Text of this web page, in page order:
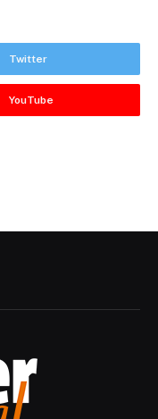
Twitter
YouTube